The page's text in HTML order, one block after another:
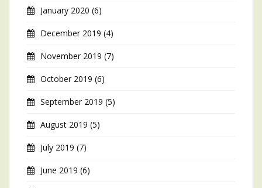
January 2020 (6)
December 2019 (4)
November 2019 (7)
October 2019 (6)
September 2019 (5)
August 2019 (5)
July 2019 (7)
June 2019 (6)